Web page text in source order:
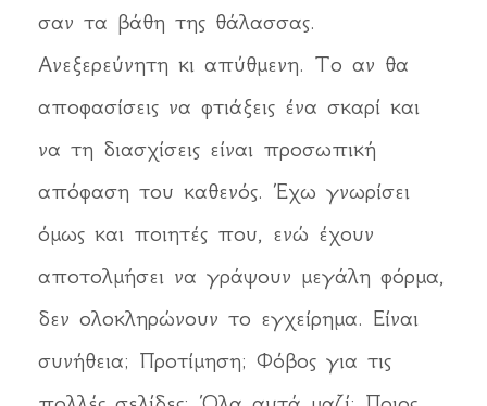
σαν τα βάθη της θάλασσας.
Ανεξερεύνητη κι απύθμενη. Το αν θα
αποφασίσεις να φτιάξεις ένα σκαρί και
να τη διασχίσεις είναι προσωπική
απόφαση του καθενός. Έχω γνωρίσει
όμως και ποιητές που, ενώ έχουν
αποτολμήσει να γράψουν μεγάλη φόρμα,
δεν ολοκληρώνουν το εγχείρημα. Είναι
συνήθεια; Προτίμηση; Φόβος για τις